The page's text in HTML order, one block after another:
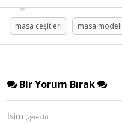
masa çeşitleri masa modeli
Bir Yorum Bırak
İsim (gerekli)